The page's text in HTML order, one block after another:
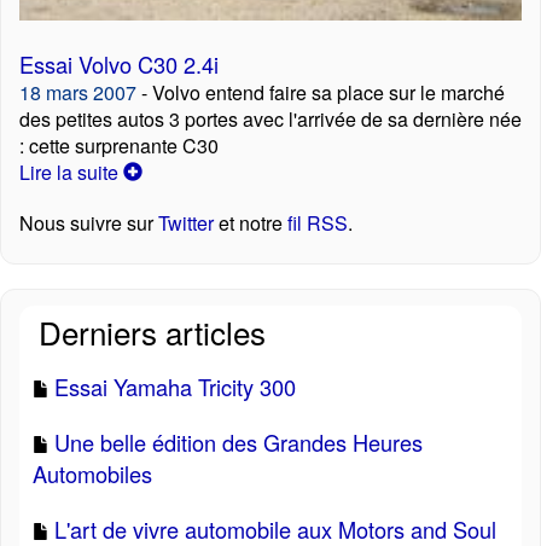
Essai Volvo C30 2.4i
18 mars 2007- Volvo entend faire sa place sur le marché
des petites autos 3 portes avec l'arrivée de sa dernière née
: cette surprenante C30
Lire la suite
Nous suivre surTwitteret notrefil RSS.
Derniers articles
Essai Yamaha Tricity 300
Une belle édition des Grandes Heures
Automobiles
L'art de vivre automobile aux Motors and Soul